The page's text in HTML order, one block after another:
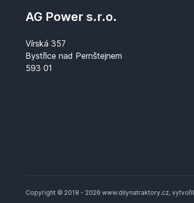
AG Power s.r.o.
Vírská 357
Bystřice nad Pernštejnem
593 01
Copyright © 2018 - 2026 www.dilynatraktory.cz, vytvořil